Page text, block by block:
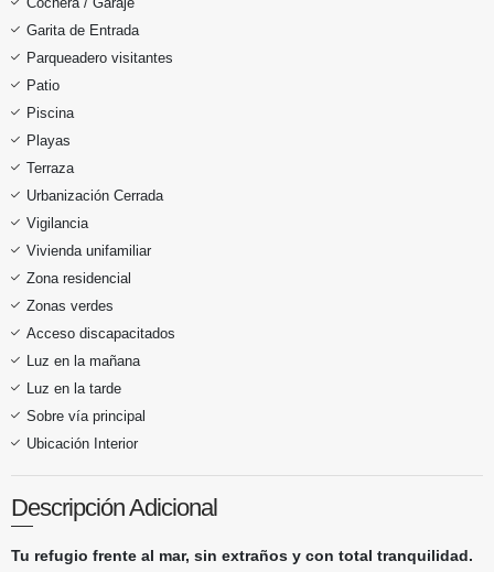
Garita de Entrada
Parqueadero visitantes
Patio
Piscina
Playas
Terraza
Urbanización Cerrada
Vigilancia
Vivienda unifamiliar
Zona residencial
Zonas verdes
Acceso discapacitados
Luz en la mañana
Luz en la tarde
Sobre vía principal
Ubicación Interior
Descripción Adicional
Tu refugio frente al mar, sin extraños y con total tranquilidad.